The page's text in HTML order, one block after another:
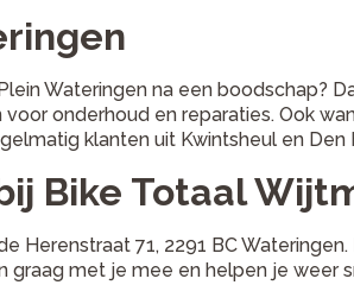
Wateringen na een boodschap?
onderhoud en reparaties. Ook
klanten uit Kwintsheul en Den
Bike Totaal
Herenstraat 71, 2291 BC
graag met je mee en helpen je weer